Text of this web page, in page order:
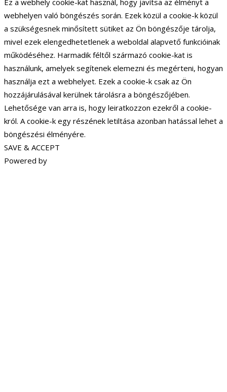
Ez a webhely cookie-kat használ, hogy javítsa az élményt a
webhelyen való böngészés során. Ezek közül a cookie-k közül
a szükségesnek minősített sütiket az Ön böngészője tárolja,
mivel ezek elengedhetetlenek a weboldal alapvető funkcióinak
működéséhez. Harmadik féltől származó cookie-kat is
használunk, amelyek segítenek elemezni és megérteni, hogyan
használja ezt a webhelyet. Ezek a cookie-k csak az Ön
hozzájárulásával kerülnek tárolásra a böngészőjében.
Lehetősége van arra is, hogy leiratkozzon ezekről a cookie-
król. A cookie-k egy részének letiltása azonban hatással lehet a
böngészési élményére.
SAVE & ACCEPT
Powered by